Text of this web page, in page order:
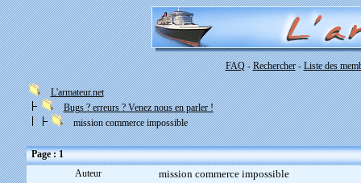
FAQ-Rechercher-Liste des
L'armateur.net
Bugs ? erreurs ? Venez nous en parler !
mission commerce impossible
Page : 1
Auteur
mission commerce impossible